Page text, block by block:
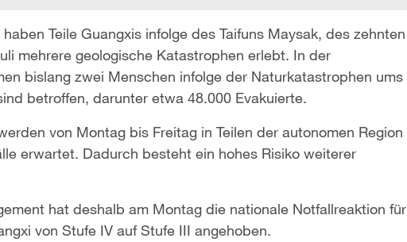
Teile Guangxis infolge des Taifuns Maysak, des zehnten
mehrere geologische Katastrophen erlebt. In der
bislang zwei Menschen infolge der Naturkatastrophen ums
betroffen, darunter etwa 48.000 Evakuierte.
von Montag bis Freitag in Teilen der autonomen Region
erwartet. Dadurch besteht ein hohes Risiko weiterer
hat deshalb am Montag die nationale Notfallreaktion für
von Stufe IV auf Stufe III angehoben.